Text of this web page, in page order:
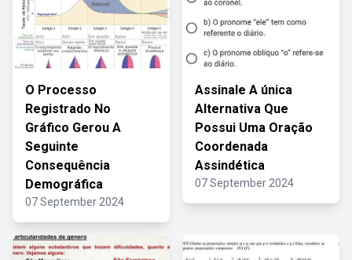
O Processo
Registrado No
Gráfico Gerou A
Seguinte
Consequência
Demográfica
07 September 2024
Assinale A única
Alternativa Que
Possui Uma Oração
Coordenada
Assindética
07 September 2024